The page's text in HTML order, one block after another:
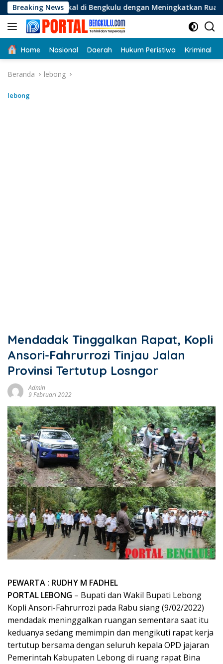
Langsung
ke
konten
Breaking News
di Bengkulu dengan Meningkatkan Ruang Publik dan
Home Nasional Daerah Hukum Peristiwa Kriminal
Beranda lebong
lebong
Mendadak Tinggalkan Rapat, Kopli
Ansori-Fahrurrozi Tinjau Jalan
Provinsi Tertutup Losngor
Admin
9 Februari 2022
PEWARTA : RUDHY M FADHEL
PORTAL LEBONG – Bupati dan Wakil Bupati Lebong
Kopli Ansori-Fahrurrozi pada Rabu siang (9/02/2022)
mendadak meninggalkan ruangan sementara saat itu
keduanya sedang memimpin dan mengikuti rapat kerja
tertutup bersama dengan seluruh kepala OPD jajaran
Pemerintah Kabupaten Lebong di ruang rapat Bina